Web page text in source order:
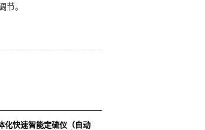
节。
化快速智能定硫仪（自动